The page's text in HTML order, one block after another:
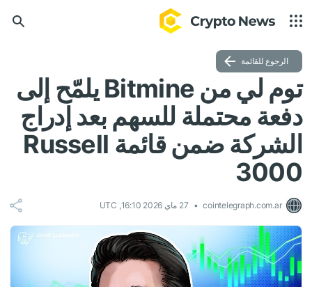
الرجوع للقائمة
توم لي من Bitmine يلمّح إلى
دفعة محتملة للسهم بعد إدراج
الشركة ضمن قائمة Russell
3000
cointelegraph.com.ar 27 ماي 2026 16:10, UTC